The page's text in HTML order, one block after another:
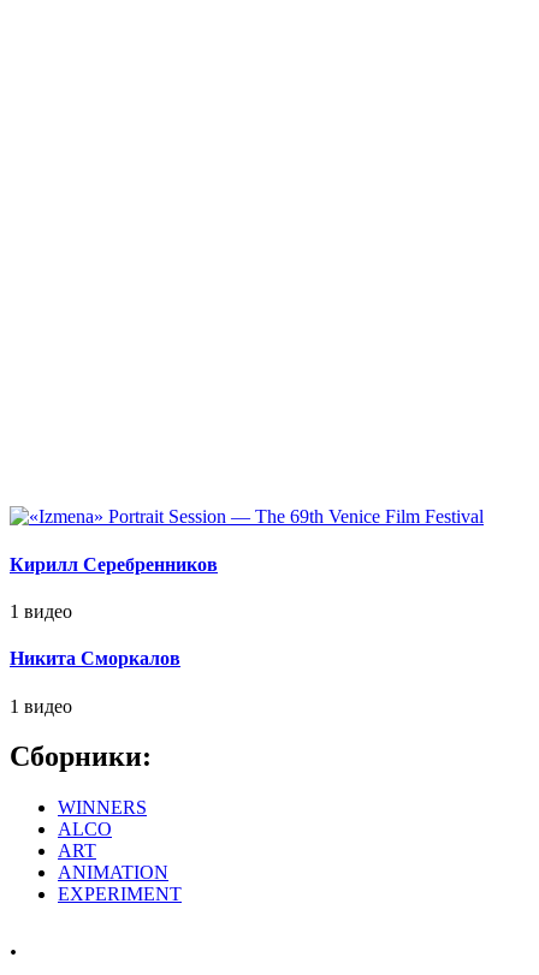
Кирилл Серебренников
1 видео
Никита Сморкалов
1 видео
Сборники:
WINNERS
ALCO
ART
ANIMATION
EXPERIMENT
.